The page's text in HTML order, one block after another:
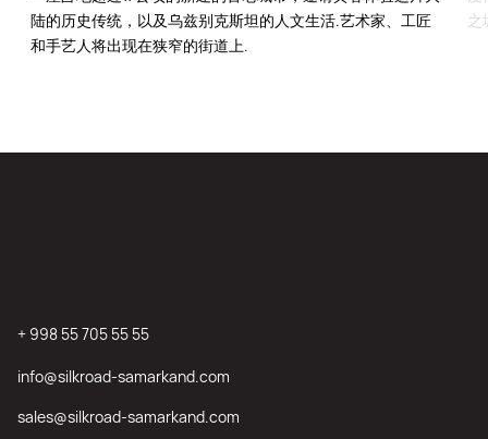
陆的历史传统，以及乌兹别克斯坦的人文生活.艺术家、工匠
和手艺人将出现在狭窄的街道上.
之
+ 998 55 705 55 55
info@silkroad-samarkand.com
sales@silkroad-samarkand.com